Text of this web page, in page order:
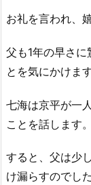
お礼を言われ、
父も1年の早さ
とを気にかけます
七海は京平が一
ことを話します。
すると、父は少
け漏らすのでした